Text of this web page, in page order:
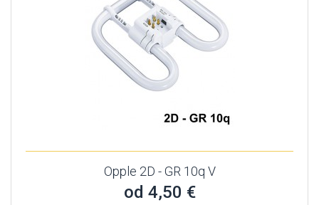
Opple 2D - GR 10q V
od 4,50 €